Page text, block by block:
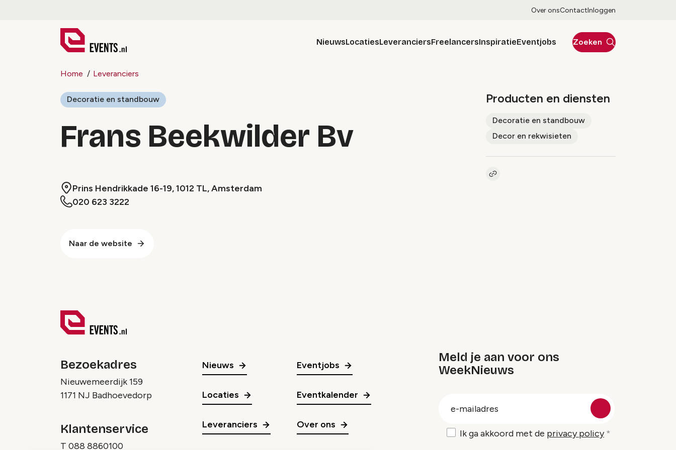
Over onsContactInloggen
NieuwsLocatiesLeveranciersFreelancersInspiratieEventjobs Zoeken
Home Leveranciers
Decoratie en standbouw
Frans Beekwilder Bv
Prins Hendrikkade 16-19, 1012 TL, Amsterdam
020 623 3222
Naar de website
Producten en diensten
Decoratie en standbouw
Decor en rekwisieten
Kopieer link naar pagina
Bezoekadres
Nieuwemeerdijk 159
1171 NJ Badhoevedorp
Klantenservice
T 088 8860100
Nieuws
Locaties
Leveranciers
Eventjobs
Eventkalender
Over ons
Meld je aan voor ons
WeekNieuws
Ik ga akkoord met de privacy policy